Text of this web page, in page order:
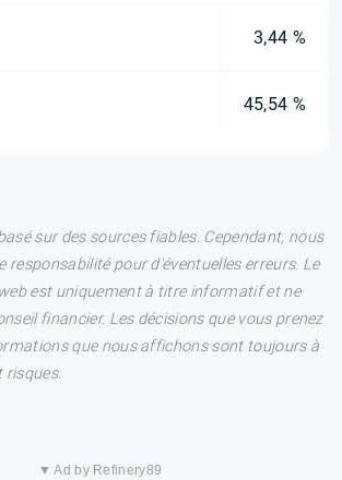
3,44 %
45,54 %
sur des sources fiables. Cependant, nous
responsabilité pour d'éventuelles erreurs. Le
est uniquement à titre informatif et ne
financier. Les décisions que vous prenez
que nous affichons sont toujours à
risques.
▼ Ad by Refinery89